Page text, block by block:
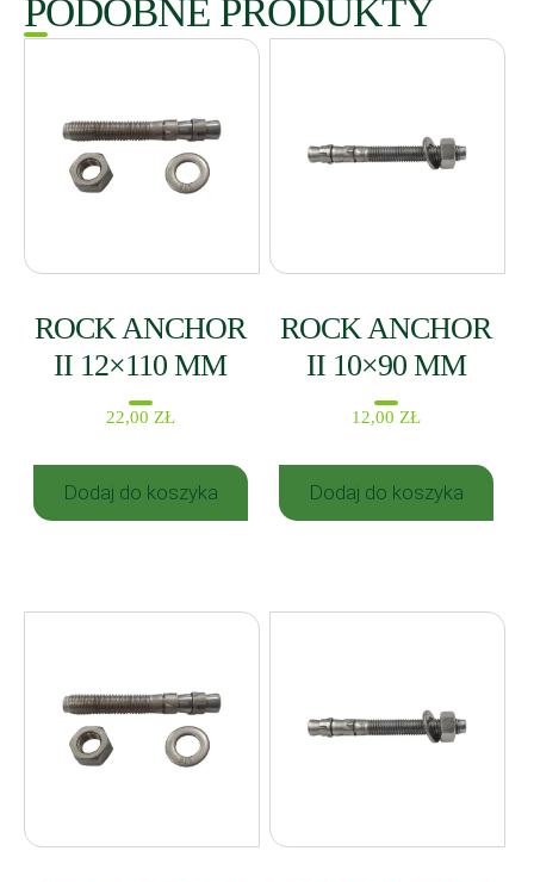
PODOBNE PRODUKTY
ROCK ANCHOR
II 12×110 MM
22,00 ZŁ
Dodaj do koszyka
ROCK ANCHOR
II 10×90 MM
12,00 ZŁ
Dodaj do koszyka